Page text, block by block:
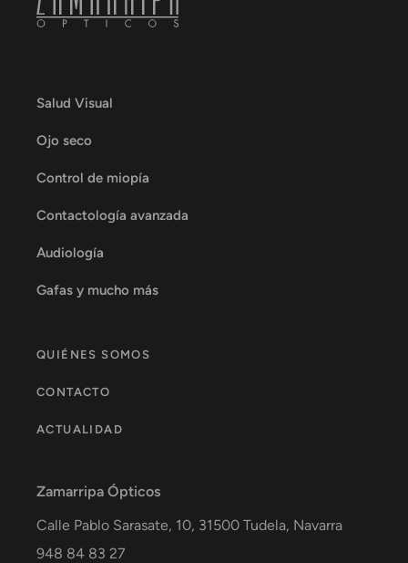
Salud Visual
Ojo seco
Control de miopía
Contactología avanzada
Audiología
Gafas y mucho más
QUIÉNES SOMOS
CONTACTO
ACTUALIDAD
Zamarripa Ópticos
Calle Pablo Sarasate, 10, 31500 Tudela, Navarra
948 84 83 27